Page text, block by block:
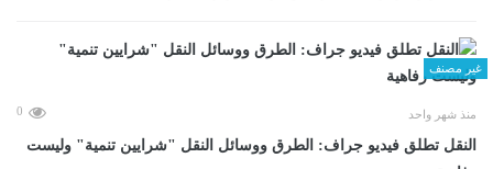
غير مصنف
منذ شهر واحد 0
​النقل تطلق فيديو جراف: الطرق ووسائل النقل "شرايين تنمية" وليست